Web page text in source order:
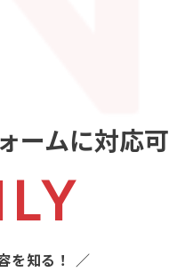
ームに対応
を知る！ ／